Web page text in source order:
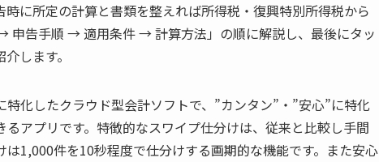
に所定の計算と書類を整えれば所得税・復興特別所得税から
申告手順 → 適用条件 → 計算方法」の順に解説し、最後にタッ
します。
化したクラウド型会計ソフトで、”カンタン”・”安心”に特化
アプリです。特徴的なスワイプ仕分けは、従来と比較し手間
1,000件を10秒程度で仕分けする画期的な機能です。また安心